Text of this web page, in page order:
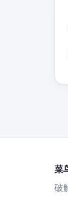
菜
破